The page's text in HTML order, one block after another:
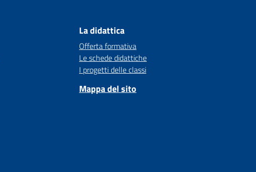
La didattica
Offerta formativa
Le schede didattiche
I progetti delle classi
Mappa del sito